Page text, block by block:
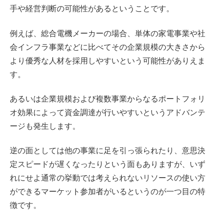
手や経営判断の可能性があるということです。
例えば、総合電機メーカーの場合、単体の家電事業や社
会インフラ事業などに比べてその企業規模の大きさから
より優秀な人材を採用しやすいという可能性がありえま
す。
あるいは企業規模および複数事業からなるポートフォリ
オ効果によって資金調達が行いやすいというアドバンテ
ージも発生します。
逆の面としては他の事業に足を引っ張られたり、意思決
定スピードが遅くなったりという面もありますが、いず
れにせよ通常の挙動では考えられないリソースの使い方
ができるマーケット参加者がいるというのが一つ目の特
徴です。